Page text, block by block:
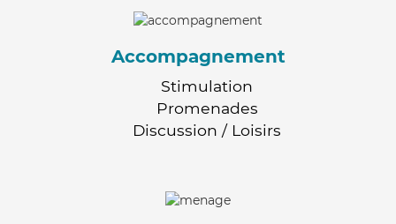
Accompagnement
Stimulation
Promenades
Discussion / Loisirs